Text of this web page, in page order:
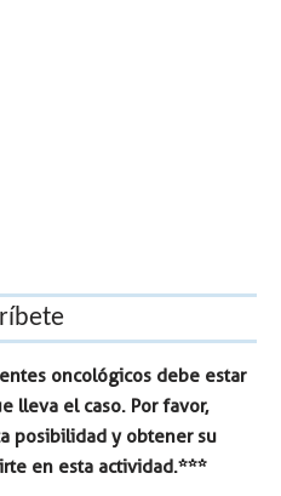
oncológicos debe estar
lleva el caso. Por favor,
posibilidad y obtener su
en esta actividad.***